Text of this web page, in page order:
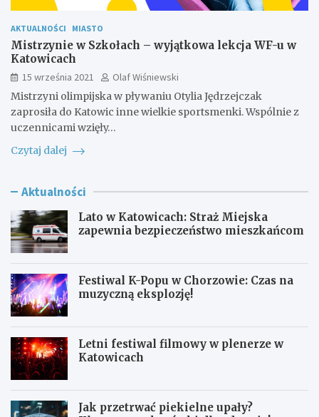
AKTUALNOŚCI MIASTO
Mistrzynie w Szkołach – wyjątkowa lekcja WF-u w
Katowicach
15 września 2021
Olaf Wiśniewski
Mistrzyni olimpijska w pływaniu Otylia Jędrzejczak
zaprosiła do Katowic inne wielkie sportsmenki. Wspólnie z
uczennicami wzięły…
Czytaj dalej
Aktualności
Lato w Katowicach: Straż Miejska
zapewnia bezpieczeństwo mieszkańcom
Festiwal K-Popu w Chorzowie: Czas na
muzyczną eksplozję!
Letni festiwal filmowy w plenerze w
Katowicach
Jak przetrwać piekielne upały?